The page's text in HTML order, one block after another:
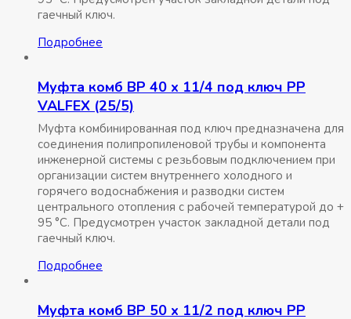
гаечный ключ.
Подробнее
Муфта комб ВР 40 x 11/4 под ключ РР
VALFEX (25/5)
Муфта комбинированная под ключ предназначена для
соединения полипропиленовой трубы и компонента
инженерной системы с резьбовым подключением при
организации систем внутреннего холодного и
горячего водоснабжения и разводки систем
центрального отопления с рабочей температурой до +
95 °С. Предусмотрен участок закладной детали под
гаечный ключ.
Подробнее
Муфта комб ВР 50 x 11/2 под ключ РР